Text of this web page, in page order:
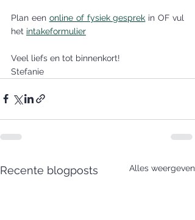
Plan een online of fysiek gesprek in OF vul
het intakeformulier
Veel liefs en tot binnenkort!
Stefanie
Recente blogposts Alles weergeven